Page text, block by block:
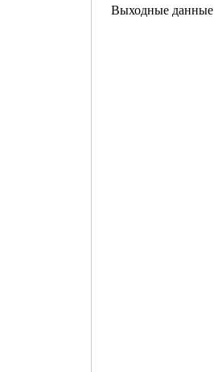
Выходные данные